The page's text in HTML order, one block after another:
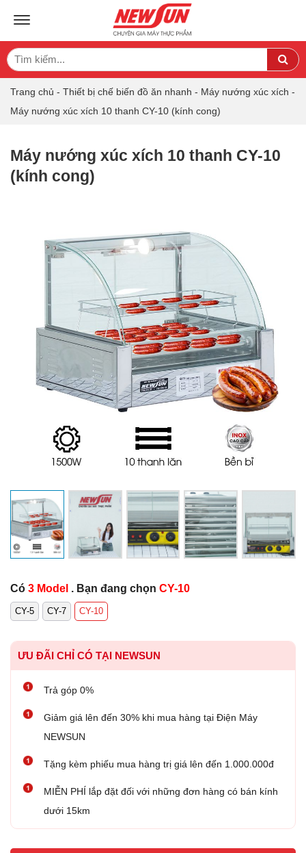
TOGGLE NAVIGATION
Search
for:
Trang chủ - Thiết bị chế biến đồ ăn nhanh - Máy nướng xúc xích -
Máy nướng xúc xích 10 thanh CY-10 (kính cong)
Máy nướng xúc xích 10 thanh CY-10
(kính cong)
Có 3 Model . Bạn đang chọn CY-10
CY-5 CY-7 CY-10
ƯU ĐÃI CHỈ CÓ TẠI NEWSUN
Trả góp 0%
Giảm giá lên đến 30% khi mua hàng tại Điện Máy
NEWSUN
Tặng kèm phiếu mua hàng trị giá lên đến 1.000.000đ
MIỄN PHÍ lắp đặt đối với những đơn hàng có bán kính
dưới 15km